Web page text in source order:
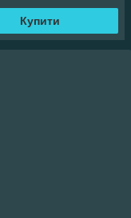
Купити